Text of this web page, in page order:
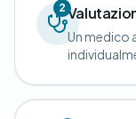
2
Un medico